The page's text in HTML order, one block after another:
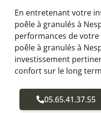
En entretenant votre
poêle à granulés à
performances de votre
poêle à granulés à
investissement
confort sur le long
05.65.41.37.55